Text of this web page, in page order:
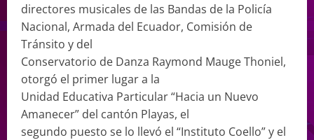
directores musicales de las Bandas de la Policía
Nacional, Armada del Ecuador, Comisión de
Tránsito y del
Conservatorio de Danza Raymond Mauge Thoniel,
otorgó el primer lugar a la
Unidad Educativa Particular “Hacia un Nuevo
Amanecer” del cantón Playas, el
segundo puesto se lo llevó el “Instituto Coello” y el